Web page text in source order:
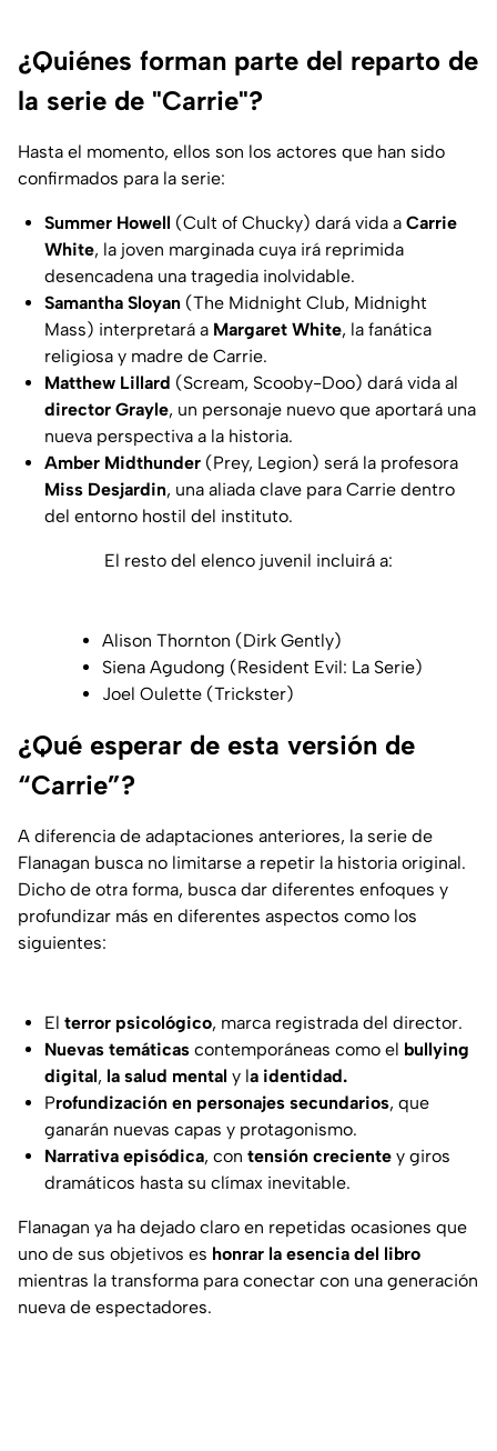
¿Quiénes forman parte del reparto de
la serie de "Carrie"?
Hasta el momento, ellos son los actores que han sido
confirmados para la serie:
Summer Howell (Cult of Chucky) dará vida a Carrie
White, la joven marginada cuya irá reprimida
desencadena una tragedia inolvidable.
Samantha Sloyan (The Midnight Club, Midnight
Mass) interpretará a Margaret White, la fanática
religiosa y madre de Carrie.
Matthew Lillard (Scream, Scooby-Doo) dará vida al
director Grayle, un personaje nuevo que aportará una
nueva perspectiva a la historia.
Amber Midthunder (Prey, Legion) será la profesora
Miss Desjardin, una aliada clave para Carrie dentro
del entorno hostil del instituto.
El resto del elenco juvenil incluirá a:
Alison Thornton (Dirk Gently)
Siena Agudong (Resident Evil: La Serie)
Joel Oulette (Trickster)
¿Qué esperar de esta versión de
“Carrie”?
A diferencia de adaptaciones anteriores, la serie de
Flanagan busca no limitarse a repetir la historia original.
Dicho de otra forma, busca dar diferentes enfoques y
profundizar más en diferentes aspectos como los
siguientes:
El terror psicológico, marca registrada del director.
Nuevas temáticas contemporáneas como el bullying
digital, la salud mental y la identidad.
Profundización en personajes secundarios, que
ganarán nuevas capas y protagonismo.
Narrativa episódica, con tensión creciente y giros
dramáticos hasta su clímax inevitable.
Flanagan ya ha dejado claro en repetidas ocasiones que
uno de sus objetivos es honrar la esencia del libro
mientras la transforma para conectar con una generación
nueva de espectadores.